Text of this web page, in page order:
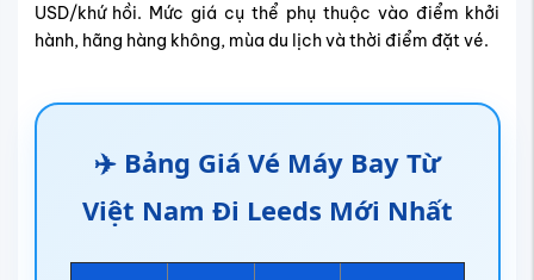
USD/khứ hồi. Mức giá cụ thể phụ thuộc vào điểm khởi
hành, hãng hàng không, mùa du lịch và thời điểm đặt vé.
✈️ Bảng Giá Vé Máy Bay Từ
Việt Nam Đi Leeds Mới Nhất